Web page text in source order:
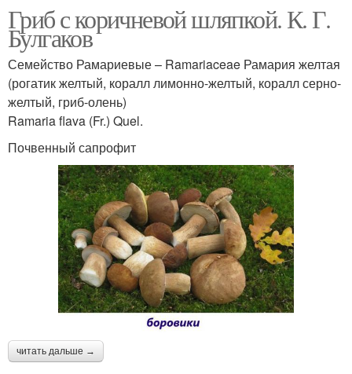
Гриб с коричневой шляпкой. К. Г.
Булгаков
Семейство Рамариевые – Ramariaceae Рамария желтая
(рогатик желтый, коралл лимонно-желтый, коралл серно-
желтый, гриб-олень)
Ramaria flava (Fr.) Quel.
Почвенный сапрофит
читать дальше →